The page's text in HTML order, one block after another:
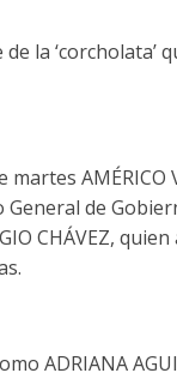
la ‘corcholata’
AMÉRICO
de
CHÁVEZ,
ADRIANA